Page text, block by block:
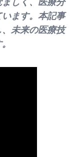
ます。本記事
未来の医療技